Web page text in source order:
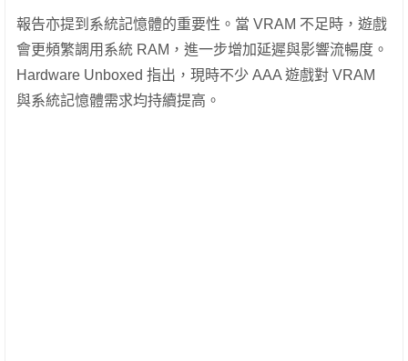
報告亦提到系統記憶體的重要性。當 VRAM 不足時，遊戲
會更頻繁調用系統 RAM，進一步增加延遲與影響流暢度。
Hardware Unboxed 指出，現時不少 AAA 遊戲對 VRAM
與系統記憶體需求均持續提高。